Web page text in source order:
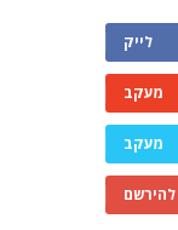
לייק
מעקב
מעקב
להירשם